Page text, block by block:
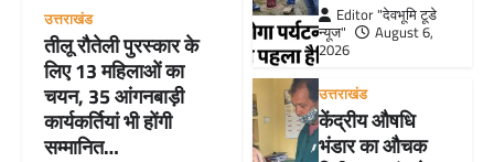
उत्तराखंड
तीलू रौतेली पुरस्कार के
लिए 13 महिलाओं का
चयन, 35 आंगनबाड़ी
कार्यकर्तियां भी होंगी
सम्मानित…
Editor "देवभूमि टूडे
न्यूज"
August 6,
2026
उत्तराखंड
केंद्रीय औषधि
भंडार का औचक